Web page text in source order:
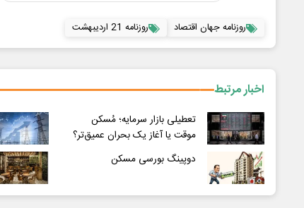
روزنامه جهان اقتصاد روزنامه 21 اردیبهشت
اخبار مرتبط
تعطیلی بازار سرمایه؛ مُسکن
موقت یا آغاز یک بحران عمیق‌تر؟
دوپینگ بورسی مسکن